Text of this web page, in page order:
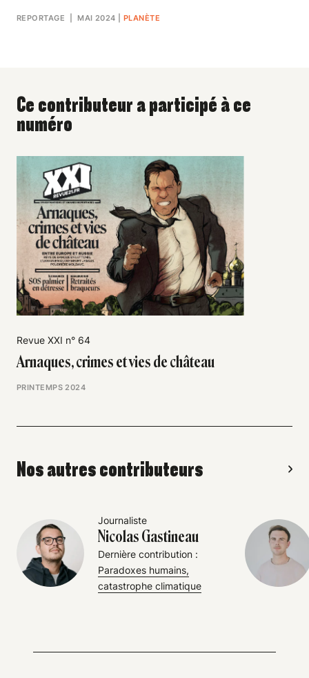
REPORTAGE | MAI 2024 |PLANÈTE
Ce contributeur a participé à ce
numéro
Revue XXI n° 64
Arnaques, crimes et vies de château
PRINTEMPS 2024
Nos autres contributeurs
Journaliste
Nicolas Gastineau
Dernière contribution :
Paradoxes humains,
catastrophe climatique